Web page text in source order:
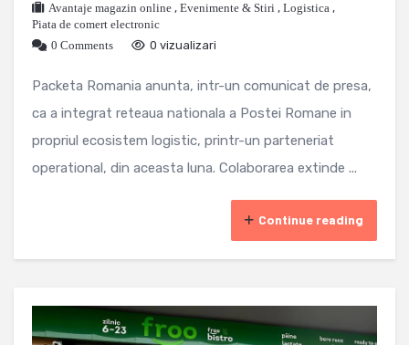
Avantaje magazin online , Evenimente & Stiri , Logistica ,
Piata de comert electronic
0 Comments
0 vizualizari
Packeta Romania anunta, intr-un comunicat de presa,
ca a integrat reteaua nationala a Postei Romane in
propriul ecosistem logistic, printr-un parteneriat
operational, din aceasta luna. Colaborarea extinde ...
Continue reading